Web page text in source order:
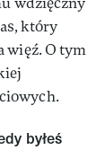
który
więź. O tym
byłeś